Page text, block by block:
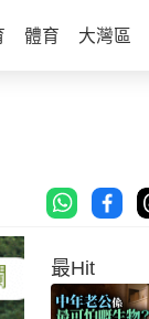
體育 大灣區
最Hit